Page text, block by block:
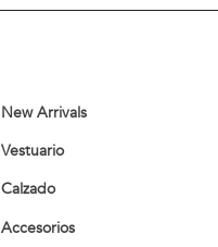
New Arrivals
Vestuario
Calzado
Accesorios